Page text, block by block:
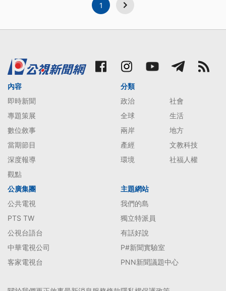
1
內容
即時新聞
專題策展
數位敘事
當期節目
深度報導
觀點
分類
政治
社會
全球
生活
兩岸
地方
產經
文教科技
環境
社福人權
公廣集團
公共電視
PTS TW
公視台語台
中華電視公司
客家電視台
主題網站
我們的島
獨立特派員
有話好說
P#新聞實驗室
PNN新聞議題中心